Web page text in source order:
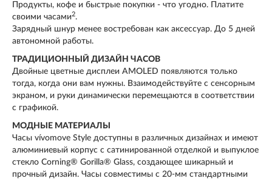
Продукты, кофе и быстрые покупки - что угодно. Платите
своими часами2.
Зарядный шнур менее востребован как аксессуар. До 5 дней
автономной работы.
ТРАДИЦИОННЫЙ ДИЗАЙН ЧАСОВ
Двойные цветные дисплеи AMOLED появляются только
тогда, когда они вам нужны. Взаимодействуйте с сенсорным
экраном, и руки динамически перемещаются в соответствии
с графикой.
МОДНЫЕ МАТЕРИАЛЫ
Часы vívomove Style доступны в различных дизайнах и имеют
алюминиевый корпус с сатинированной отделкой и выпуклое
стекло Corning® Gorilla® Glass, создающее шикарный и
прочный дизайн. Часы совместимы с 20-мм стандартными